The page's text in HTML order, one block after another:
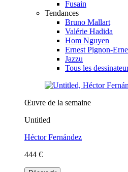
Fusain
Tendances
Bruno Mallart
Valérie Hadida
Hom Nguyen
Ernest Pignon-
Jazzu
Tous les
Œuvre de la semaine
Untitled
Héctor Fernández
444 €